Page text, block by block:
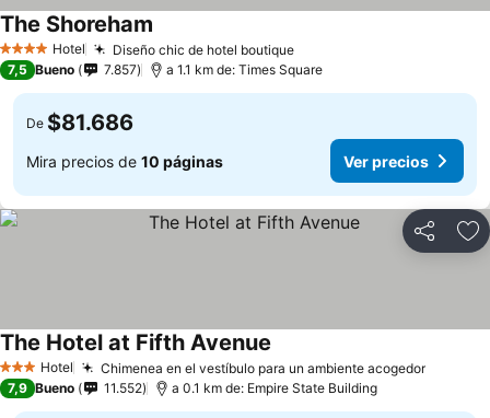
4 EstrellasHotel Diseño chic de hotel boutique
The Shoreham
7,5 Bueno 7.857 a 1.1 km de: Times Square
De $81.686
Mira precios de 10 páginas Ver precios
Compartir
3 Estrellas
Hotel Chimenea en el vestíbulo para un ambiente acogedor
The Hotel at Fifth Avenue
7,9 Bueno 11.552 a 0.1 km de: Empire State Building